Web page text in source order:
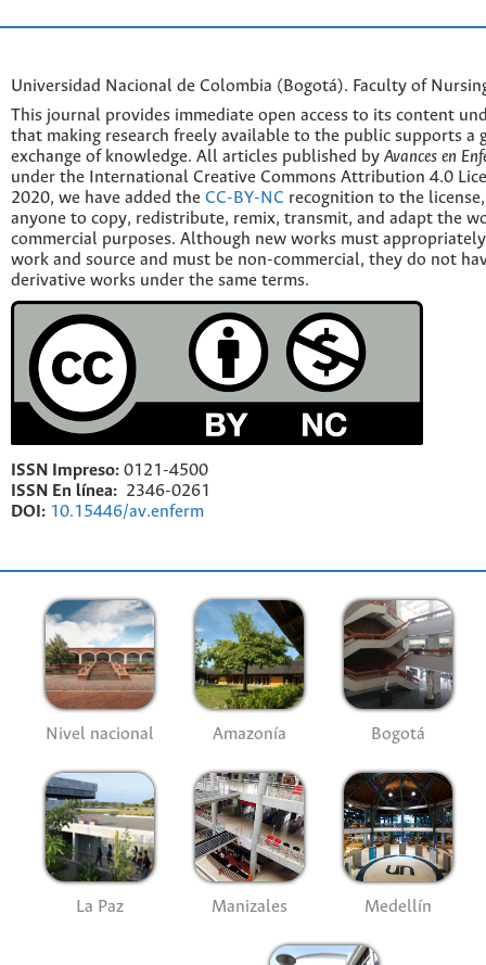
Universidad Nacional de Colombia (Bogotá). Faculty of
This journal provides immediate open access to its content
that making research freely available to the public supports a
exchange of knowledge. All articles published by Avances en
under the International Creative Commons Attribution 4.0
2020, we have added the CC-BY-NC recognition to the
anyone to copy, redistribute, remix, transmit, and adapt the
commercial purposes. Although new works must
work and source and must be non-commercial, they do not
derivative works under the same terms.
ISSN Impreso: 0121-4500
ISSN En línea: 2346-0261
DOI: 10.15446/av.enferm
Nivel nacional Amazonía Bogotá
La Paz Manizales Medellín